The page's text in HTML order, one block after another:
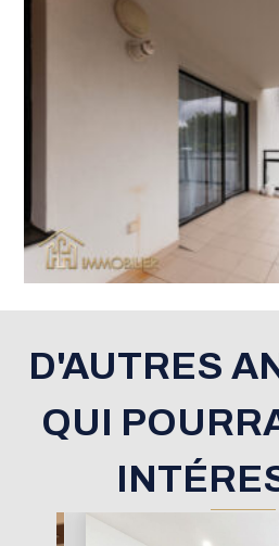
D'AUTRES
QUI